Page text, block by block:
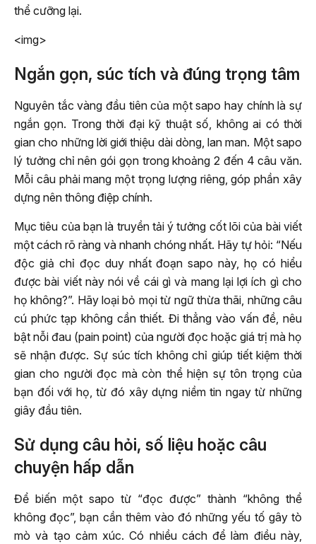
thể cưỡng lại.
<img>
Ngắn gọn, súc tích và đúng trọng tâm
Nguyên tắc vàng đầu tiên của một sapo hay chính là sự
ngắn gọn. Trong thời đại kỹ thuật số, không ai có thời
gian cho những lời giới thiệu dài dòng, lan man. Một sapo
lý tưởng chỉ nên gói gọn trong khoảng 2 đến 4 câu văn.
Mỗi câu phải mang một trọng lượng riêng, góp phần xây
dựng nên thông điệp chính.
Mục tiêu của bạn là truyền tải ý tưởng cốt lõi của bài viết
một cách rõ ràng và nhanh chóng nhất. Hãy tự hỏi: “Nếu
độc giả chỉ đọc duy nhất đoạn sapo này, họ có hiểu
được bài viết này nói về cái gì và mang lại lợi ích gì cho
họ không?”. Hãy loại bỏ mọi từ ngữ thừa thãi, những câu
cú phức tạp không cần thiết. Đi thẳng vào vấn đề, nêu
bật nỗi đau (pain point) của người đọc hoặc giá trị mà họ
sẽ nhận được. Sự súc tích không chỉ giúp tiết kiệm thời
gian cho người đọc mà còn thể hiện sự tôn trọng của
bạn đối với họ, từ đó xây dựng niềm tin ngay từ những
giây đầu tiên.
Sử dụng câu hỏi, số liệu hoặc câu
chuyện hấp dẫn
Để biến một sapo từ “đọc được” thành “không thể
không đọc”, bạn cần thêm vào đó những yếu tố gây tò
mò và tạo cảm xúc. Có nhiều cách để làm điều này,